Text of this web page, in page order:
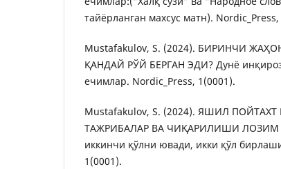
тайёрланган махсус матн).
Mustafakulov, S. (2024). БИРИНЧИ
ҚАНДАЙ РЎЙ БЕРГАН ЭДИ? Дунё
ечимлар. Nordic_Press, 1(0001).
Mustafakulov, S. (2024). ЯШИЛ
ТАЖРИБАЛАР ВА ЧИҚАРИЛИШИ ЛОЗИМ
иккинчи қўлни ювади, икки қўл
1(0001).